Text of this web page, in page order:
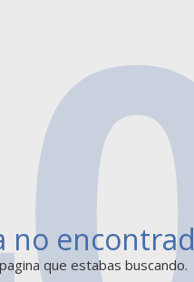
no
que estabas buscando.